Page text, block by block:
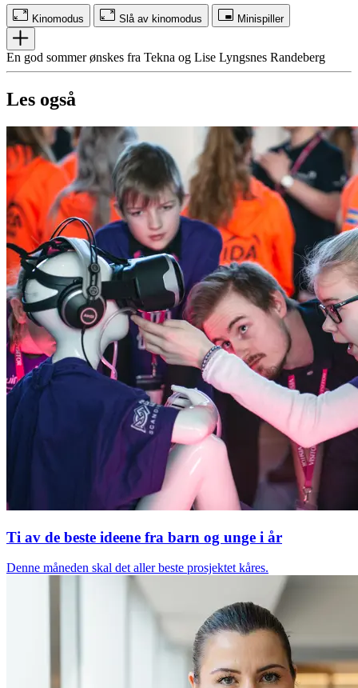
Kinomodus Slå av kinomodus Minispiller
En god sommer ønskes fra Tekna og Lise Lyngsnes Randeberg
Les også
Ti av de beste ideene fra barn og unge i år
Denne måneden skal det aller beste prosjektet kåres.